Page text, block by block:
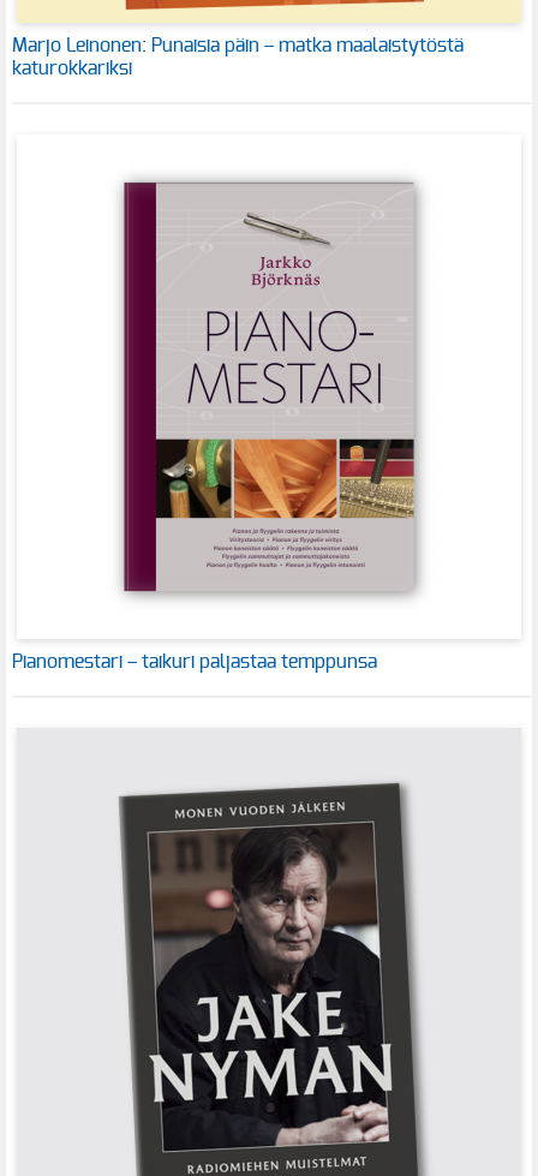
Marjo Leinonen: Punaisia päin – matka maalaistytöstä
katurokkariksi
Pianomestari – taikuri paljastaa temppunsa